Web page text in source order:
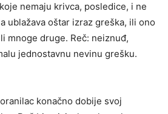
nemaju krivca, posledice, i ne
ublažava oštar izraz greška, ili ono
mnoge druge. Reč: neiznuđ,
jednostavnu nevinu grešku.
konačno dobije svoj